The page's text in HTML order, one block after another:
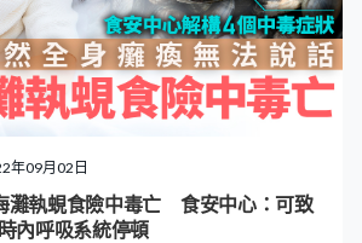
香港常見傳播品種 根據香港衞生署衞生
革熱是一種由登革熱病毒引起的急性傳
子叮咬傳播給人類，常見於熱帶及亞
的多個東南亞國家。此病並不會經由
年在本港並未有發現主要傳播登革熱
可傳播登革熱的白紋伊蚊卻屬於常見
大病徵 高燒 嚴重頭痛 眼窩後疼痛 肌肉
淋巴結腫脹 出疹 衞生署表示，有些人
年09月02日
灘執蜆食險中毒亡 食安中心：可致
內呼吸系統停頓